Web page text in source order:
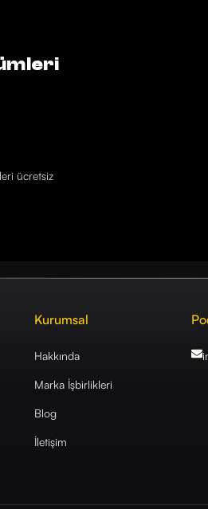
ücretsiz
Kurumsal
Hakkında
Marka İşbirlikleri
Blog
İletişim